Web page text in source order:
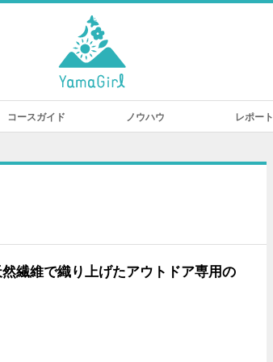
コースガイド ノウハウ レポート
然繊維で織り上げたアウトドア専用の